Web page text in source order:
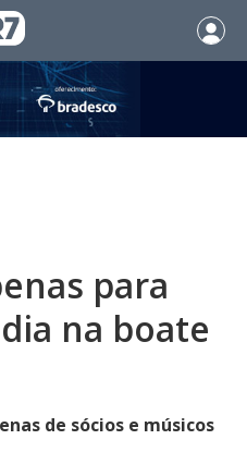
para
na boate
de sócios e músicos